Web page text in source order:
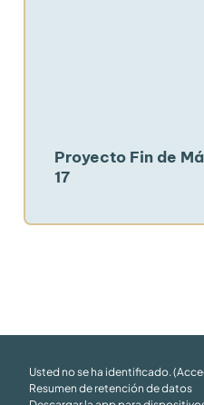
Proyecto Fin de
17
Usted no se ha identificado. (
Resumen de retención de datos